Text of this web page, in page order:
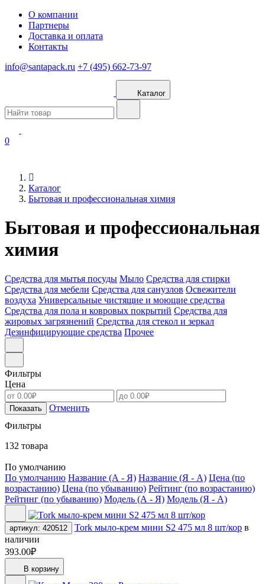
О компании
Партнеры
Доставка и оплата
Контакты
info@santapack.ru +7 (495) 662-73-97
Каталог
0
Каталог
Бытовая и профессиональная химия
Бытовая и профессиональная
химия
Средства для мытья посуды Мыло Средства для стирки
Средства для мебели Средства для санузлов Освежители
воздуха Универсальные чистящие и моющие средства
Средства для пола и ковровых покрытий Средства для
жировых загрязнений Средства для стекол и зеркал
Дезинфицирующие средства Прочее
Фильтры
Цена
Показать
Отменить
Фильтры
132 товара
По умолчанию
По умолчанию Название (А - Я) Название (Я - А) Цена (по
возрастанию) Цена (по убыванию) Рейтинг (по возрастанию)
Рейтинг (по убыванию) Модель (А - Я) Модель (Я - А)
артикул: 420512 Tork мыло-крем мини S2 475 мл 8 шт/кор в
наличии
393.00₽
В корзину